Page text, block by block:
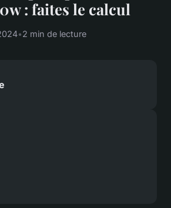
: faites le calcul
•2 min de lecture